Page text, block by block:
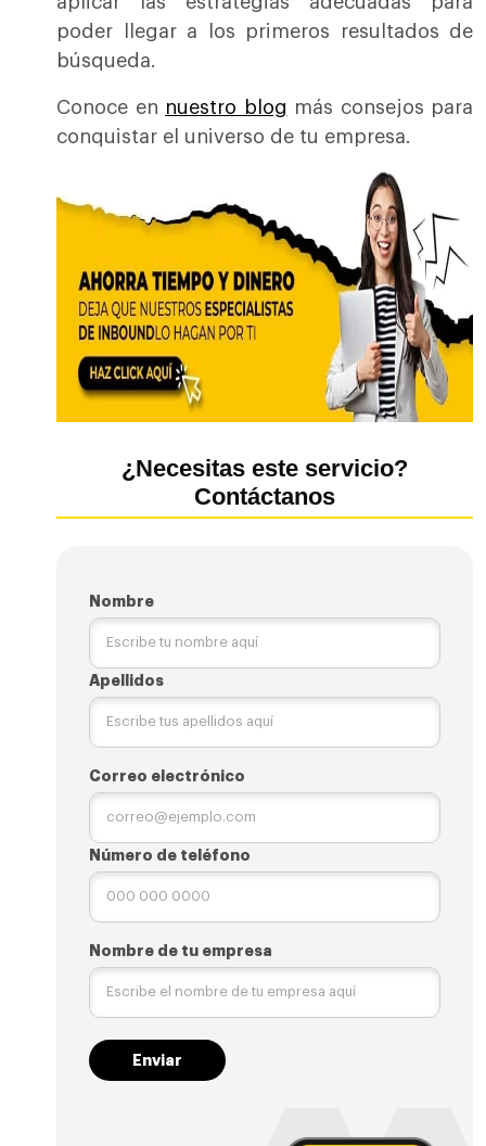
poder llegar a los primeros resultados de
búsqueda.
Conoce en nuestro blog más consejos para
conquistar el universo de tu empresa.
¿Necesitas este servicio?
Contáctanos
Nombre
Apellidos
Correo electrónico
Número de teléfono
Nombre de tu empresa